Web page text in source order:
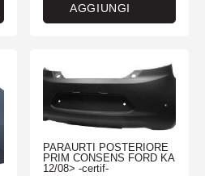
AGGIUNGI
PARAURTI POSTERIORE
PRIM CONSENS FORD KA
12/08> -certif-